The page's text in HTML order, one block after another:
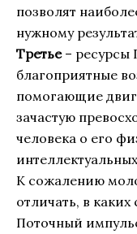
позволят
нужному
Третье– ресурсы
благоприятные
помогающие
зачастую
человека о его
К сожалению
отличать, в
Поточный